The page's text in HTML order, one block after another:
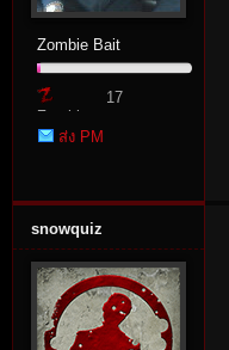
Zombie Bait
Zombie
Point
17
ส่ง PM
snowquiz